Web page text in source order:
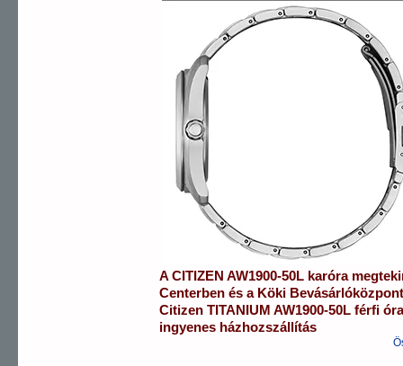
ACITIZEN AW1900-50L karóra
Centerben és a Köki
Citizen TITANIUM AW1900-50L férfi
ingyenes házhozszállítás